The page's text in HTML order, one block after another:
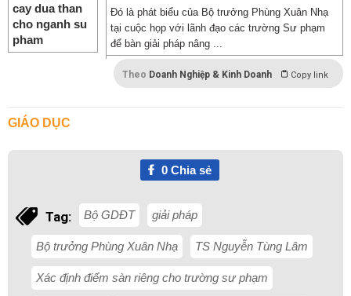
Đó là phát biểu của Bộ trưởng Phùng Xuân Nhạ
tại cuộc họp với lãnh đạo các trường Sư phạm
để bàn giải pháp nâng ...
Theo Doanh Nghiệp & Kinh Doanh Copy link
GIÁO DỤC
0Chia sẻ
Tag: Bộ GDĐT giải pháp
Bộ trưởng Phùng Xuân Nhạ TS Nguyễn Tùng Lâm
Xác định điểm sàn riêng cho trường sư phạm